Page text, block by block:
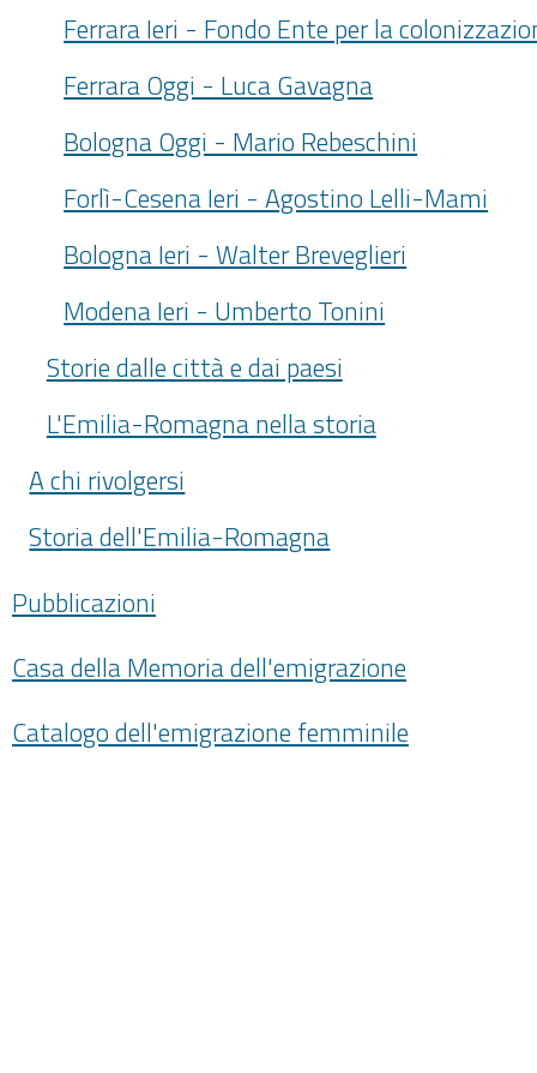
Ferrara Ieri - Fondo Ente per la
Ferrara Oggi - Luca Gavagna
Bologna Oggi - Mario Rebeschini
Forlì-Cesena Ieri - Agostino Lelli-Mami
Bologna Ieri - Walter Breveglieri
Modena Ieri - Umberto Tonini
Storie dalle città e dai paesi
L'Emilia-Romagna nella storia
A chi rivolgersi
Storia dell'Emilia-Romagna
Pubblicazioni
Casa della Memoria dell'emigrazione
Catalogo dell'emigrazione femminile